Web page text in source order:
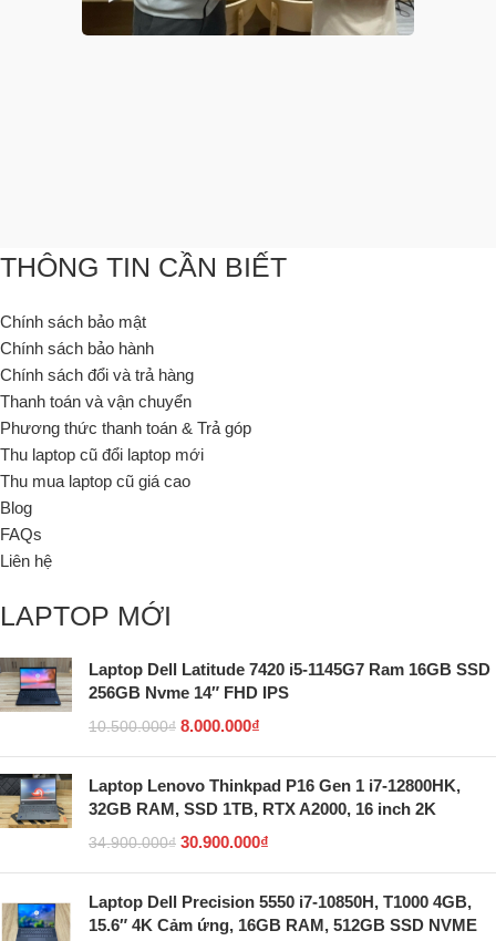
THÔNG TIN CẦN BIẾT
Chính sách bảo mật
Chính sách bảo hành
Chính sách đổi và trả hàng
Thanh toán và vận chuyển
Phương thức thanh toán & Trả góp
Thu laptop cũ đổi laptop mới
Thu mua laptop cũ giá cao
Blog
FAQs
Liên hệ
LAPTOP MỚI
Laptop Dell Latitude 7420 i5-1145G7 Ram 16GB SSD
256GB Nvme 14″ FHD IPS
10.500.000₫ 8.000.000₫
Laptop Lenovo Thinkpad P16 Gen 1 i7-12800HK,
32GB RAM, SSD 1TB, RTX A2000, 16 inch 2K
34.900.000₫ 30.900.000₫
Laptop Dell Precision 5550 i7-10850H, T1000 4GB,
15.6″ 4K Cảm ứng, 16GB RAM, 512GB SSD NVME